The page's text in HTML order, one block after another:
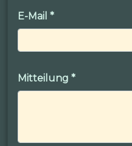
E-Mail *
Mitteilung *